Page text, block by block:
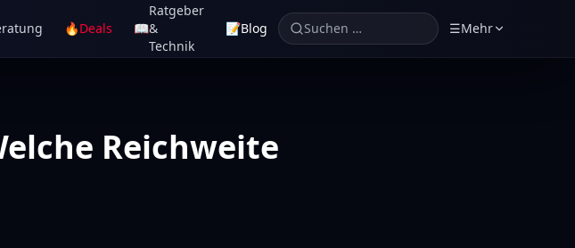
🔥Deals 📖
Ratgeber
&
Technik
📝Blog Suchen … ☰Mehr
Reichweite